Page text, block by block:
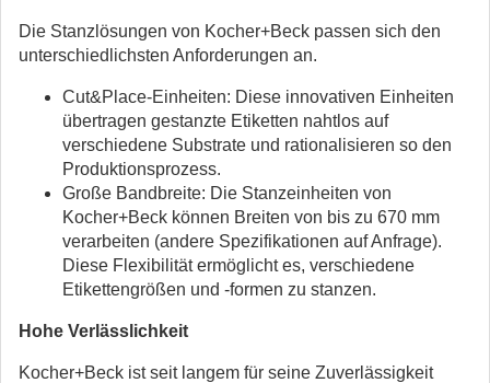
Die Stanzlösungen von Kocher+Beck passen sich den
unterschiedlichsten Anforderungen an.
Cut&Place-Einheiten: Diese innovativen Einheiten
übertragen gestanzte Etiketten nahtlos auf
verschiedene Substrate und rationalisieren so den
Produktionsprozess.
Große Bandbreite: Die Stanzeinheiten von
Kocher+Beck können Breiten von bis zu 670 mm
verarbeiten (andere Spezifikationen auf Anfrage).
Diese Flexibilität ermöglicht es, verschiedene
Etikettengrößen und -formen zu stanzen.
Hohe Verlässlichkeit
Kocher+Beck ist seit langem für seine Zuverlässigkeit